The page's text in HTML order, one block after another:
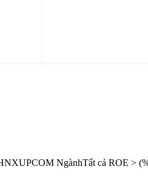
NgànhTất cả ROE >